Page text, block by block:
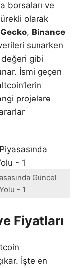
borsaları ve
olarak
, Binance
sunarken
değeri gibi
İsmi geçen
projelere
Güncel
- 1
Fiyatları
İşte en